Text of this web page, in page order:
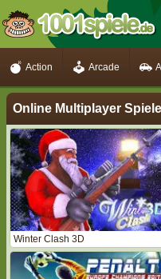
Action Arcade
Online Multiplayer Spiele
Winter Clash 3D